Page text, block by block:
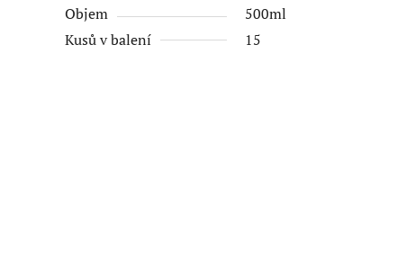
Objem
500ml
Kusů v balení
15